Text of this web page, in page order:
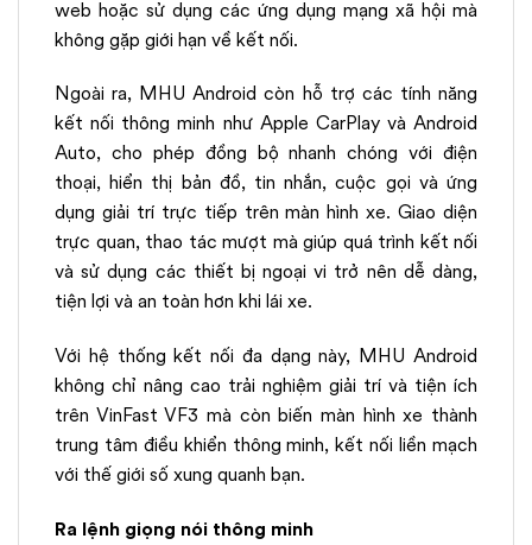
web hoặc sử dụng các ứng dụng mạng xã hội mà
không gặp giới hạn về kết nối.
Ngoài ra, MHU Android còn hỗ trợ các tính năng
kết nối thông minh như Apple CarPlay và Android
Auto, cho phép đồng bộ nhanh chóng với điện
thoại, hiển thị bản đồ, tin nhắn, cuộc gọi và ứng
dụng giải trí trực tiếp trên màn hình xe. Giao diện
trực quan, thao tác mượt mà giúp quá trình kết nối
và sử dụng các thiết bị ngoại vi trở nên dễ dàng,
tiện lợi và an toàn hơn khi lái xe.
Với hệ thống kết nối đa dạng này, MHU Android
không chỉ nâng cao trải nghiệm giải trí và tiện ích
trên VinFast VF3 mà còn biến màn hình xe thành
trung tâm điều khiển thông minh, kết nối liền mạch
với thế giới số xung quanh bạn.
Ra lệnh giọng nói thông minh